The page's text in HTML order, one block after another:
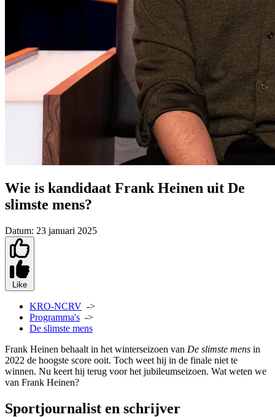
Wie is kandidaat Frank Heinen uit De
slimste mens?
Datum: 23 januari 2025
Like
KRO-NCRV ->
Programma's ->
De slimste mens
Frank Heinen behaalt in het winterseizoen van De slimste mens in
2022 de hoogste score ooit. Toch weet hij in de finale niet te
winnen. Nu keert hij terug voor het jubileumseizoen. Wat weten we
van Frank Heinen?
Sportjournalist en schrijver